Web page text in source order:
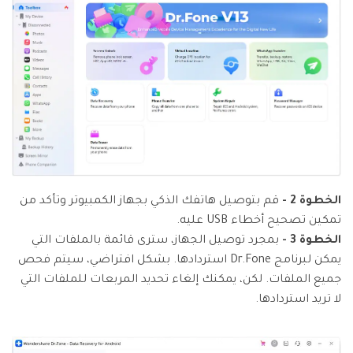
الخطوة 2 -
قم بتوصيل هاتفك الذكي بجهاز الكمبيوتر وتأكد من
تمكين تصحيح أخطاء USB عليه.
الخطوة 3 -
بمجرد توصيل الجهاز، سترى قائمة بالملفات التي
يمكن لبرنامج Dr.Fone استردادها. بشكل افتراضي، سيتم فحص
جميع الملفات. لكن، يمكنك إلغاء تحديد المربعات للملفات التي
لا تريد استردادها.